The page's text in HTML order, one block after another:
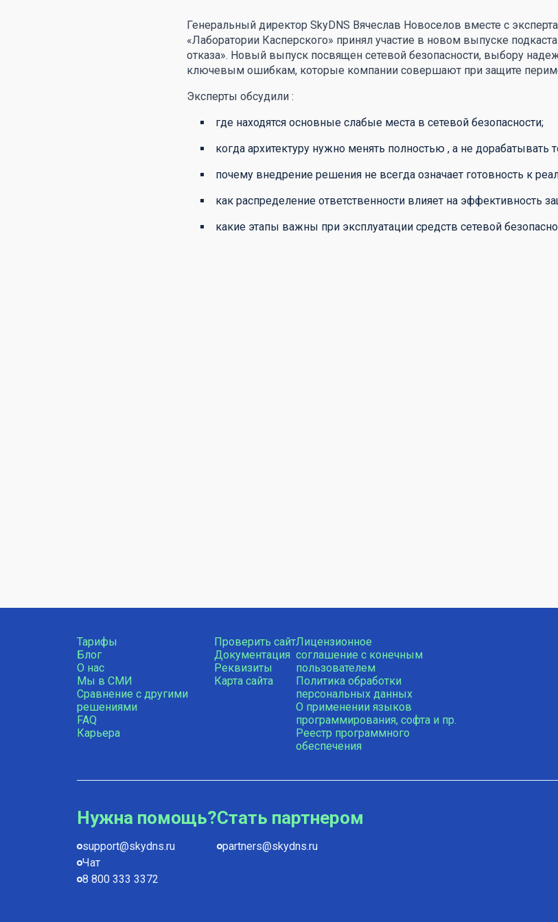
Генеральный директор SkyDNS Вячеслав Новоселов вместе с
«Лаборатории Касперского» принял участие в новом выпуске подкаста
отказа». Новый выпуск посвящен сетевой безопасности, выбору
ключевым ошибкам, которые компании совершают при защите
Эксперты обсудили :
где находятся основные слабые места в сетевой безопасности;
когда архитектуру нужно менять полностью , а не дорабатывать
почему внедрение решения не всегда означает готовность к
как распределение ответственности влияет на эффективность
какие этапы важны при эксплуатации средств сетевой
Тарифы
Блог
О нас
Мы в СМИ
Сравнение с другими
решениями
FAQ
Карьера
Проверить сайт
Документация
Реквизиты
Карта сайта
Лицензионное
соглашение с конечным
пользователем
Политика обработки
персональных данных
О применении языков
программирования, софта и пр.
Реестр программного
обеспечения
Нужна помощь?
support@skydns.ru
Чат
8 800 333 3372
Стать партнером
partners@skydns.ru